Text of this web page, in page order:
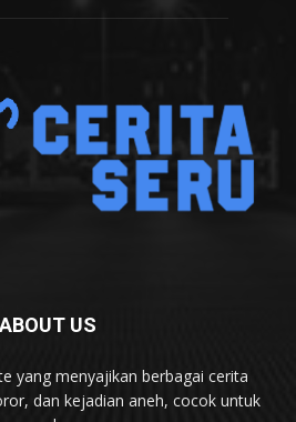
ABOUT US
yang menyajikan berbagai cerita
dan kejadian aneh, cocok untuk